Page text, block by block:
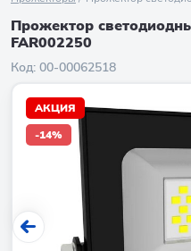
Прожектор
FAR002250
Код: 00-00062518
АКЦИЯ
-14%